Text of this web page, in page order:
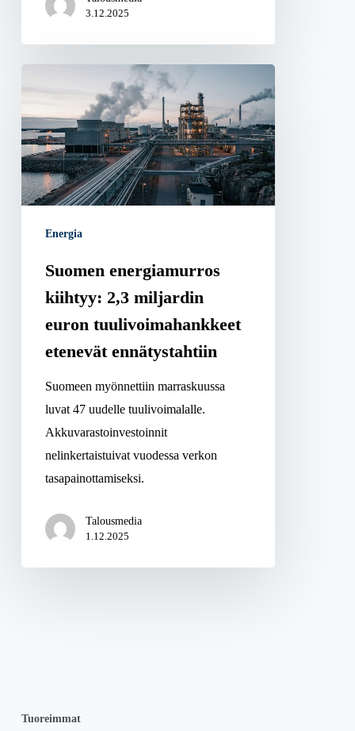
3.12.2025
energiamurros
kiihtyy:
2,3
miljardin
euron
etenevätEnergia
Suomen energiamurros
kiihtyy: 2,3 miljardin
euron tuulivoimahankkeet
etenevät ennätystahtiin
Suomeen myönnettiin marraskuussa
luvat 47 uudelle tuulivoimalalle.
Akkuvarastoinvestoinnit
nelinkertaistuivat vuodessa verkon
tasapainottamiseksi.
Talousmedia
1.12.2025
Tuoreimmat